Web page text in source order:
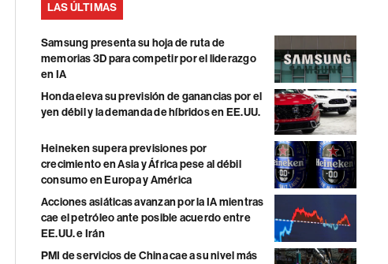
LAS ÚLTIMAS
Samsung presenta su hoja de ruta de
memorias 3D para competir por el liderazgo
en IA
Honda eleva su previsión de ganancias por el
yen débil y la demanda de híbridos en EE.UU.
Heineken supera previsiones por
crecimiento en Asia y África pese al débil
consumo en Europa y América
Acciones asiáticas avanzan por la IA mientras
cae el petróleo ante posible acuerdo entre
EE.UU. e Irán
PMI de servicios de China cae a su nivel más